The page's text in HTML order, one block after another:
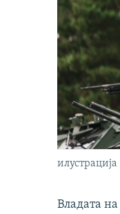
илустрација
Владата